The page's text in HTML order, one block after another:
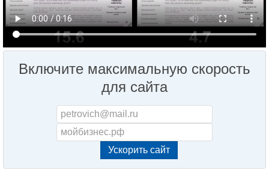
Включите максимальную скорость
для сайта